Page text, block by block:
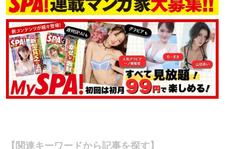
【関連キーワードから記事を探す】